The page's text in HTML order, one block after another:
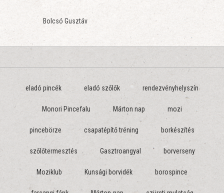
Bolcsó Gusztáv
eladó pincék eladó szőlők rendezvényhelyszín
Monori Pincefalu Márton nap mozi
pincebörze csapatépítő tréning borkészítés
szőlőtermesztés Gasztroangyal borverseny
Moziklub Kunsági borvidék borospince